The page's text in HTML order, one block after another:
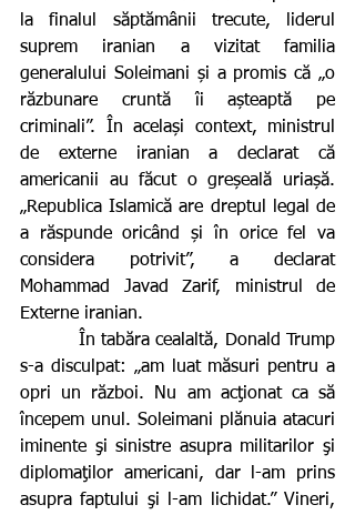
la finalul săptămânii trecute, liderul
suprem iranian a vizitat familia
generalului Soleimani și a promis că „o
răzbunare cruntă îi așteaptă pe
criminali”. În același context, ministrul
de externe iranian a declarat că
americanii au făcut o greșeală uriașă.
„Republica Islamică are dreptul legal de
a răspunde oricând și în orice fel va
considera potrivit”, a declarat
Mohammad Javad Zarif, ministrul de
Externe iranian.
s-a disculpat: „am luat măsuri pentru a
opri un război. Nu am acţionat ca să
începem unul. Soleimani plănuia atacuri
iminente şi sinistre asupra militarilor şi
diplomaţilor americani, dar l-am prins
asupra faptului şi l-am lichidat.” Vineri,